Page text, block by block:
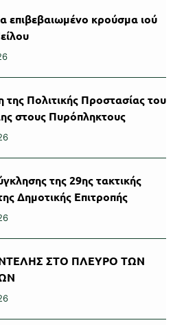
επιβεβαιωμένο κρούσμα ιού
της Πολιτικής Προστασίας του
στους Πυρόπληκτους
της 29ης τακτικής
Δημοτικής Επιτροπής
ΣΤΟ ΠΛΕΥΡΟ ΤΩΝ